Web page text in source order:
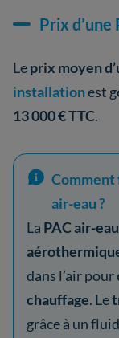
Prix d’une
Leprix moyen
installationest
13 000 € TTC.
Comment
air-eau ?
La PAC air-eau
dans l’air pour
chauffage. Le
grâce à un